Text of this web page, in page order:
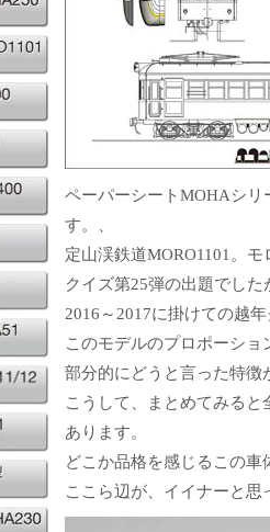
ペーパーシートMOHAシ
す。、
定山渓鉄道MORO1101。
クイズ第25弾の出題でし
2016～2017に掛けての越
このモデルのプロポーショ
部分的にどうと言った特徴
こうして、まとめてみる
あります。
どこか品格を感じるこの車
ここら辺が、イイナーと